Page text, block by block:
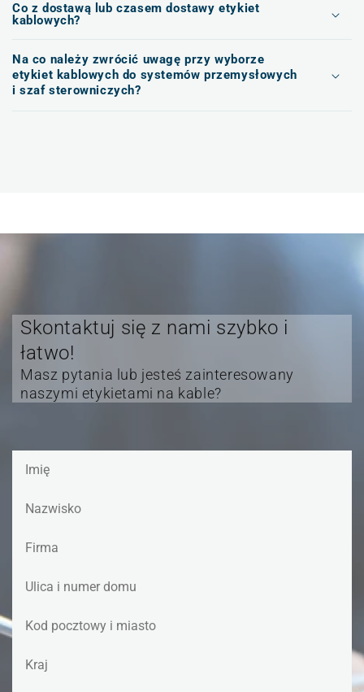
Co z dostawą lub czasem dostawy etykiet
kablowych?
Na co należy zwrócić uwagę przy wyborze
etykiet kablowych do systemów przemysłowych
i szaf sterowniczych?
Skontaktuj się z nami szybko i
łatwo!
Masz pytania lub jesteś zainteresowany
naszymi etykietami na kable?